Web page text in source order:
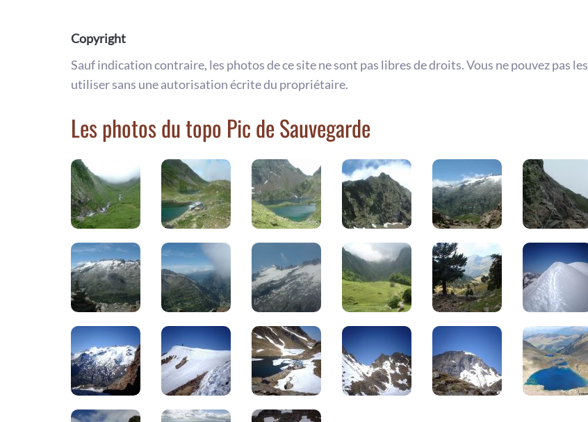
Copyright
Sauf indication contraire, les photos de ce site ne sont pas libres de droits. Vous ne pouvez pas les
utiliser sans une autorisation écrite du propriétaire.
Les photos du topo Pic de Sauvegarde